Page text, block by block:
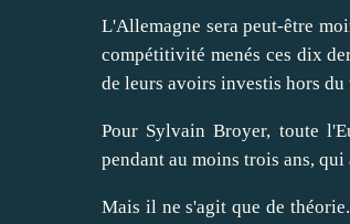
L'Allemagne sera peut-être
compétitivité menés ces dix
de leurs avoirs investis hors
Pour SylvainBroyer, toute
pendant au moins trois ans,
Mais il ne s'agit que de